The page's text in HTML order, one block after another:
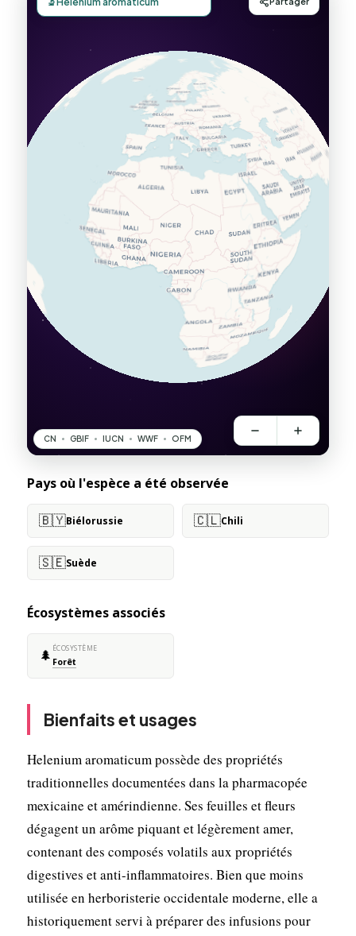
Pays où l'espèce a été observée
🇧🇾Biélorussie 🇨🇱Chili
🇸🇪Suède
Écosystèmes associés
🌲 ÉCOSYSTÈME
Forêt
Bienfaits et usages
Helenium aromaticum possède des propriétés
traditionnelles documentées dans la pharmacopée
mexicaine et amérindienne. Ses feuilles et fleurs
dégagent un arôme piquant et légèrement amer,
contenant des composés volatils aux propriétés
digestives et anti-inflammatoires. Bien que moins
utilisée en herboristerie occidentale moderne, elle a
historiquement servi à préparer des infusions pour